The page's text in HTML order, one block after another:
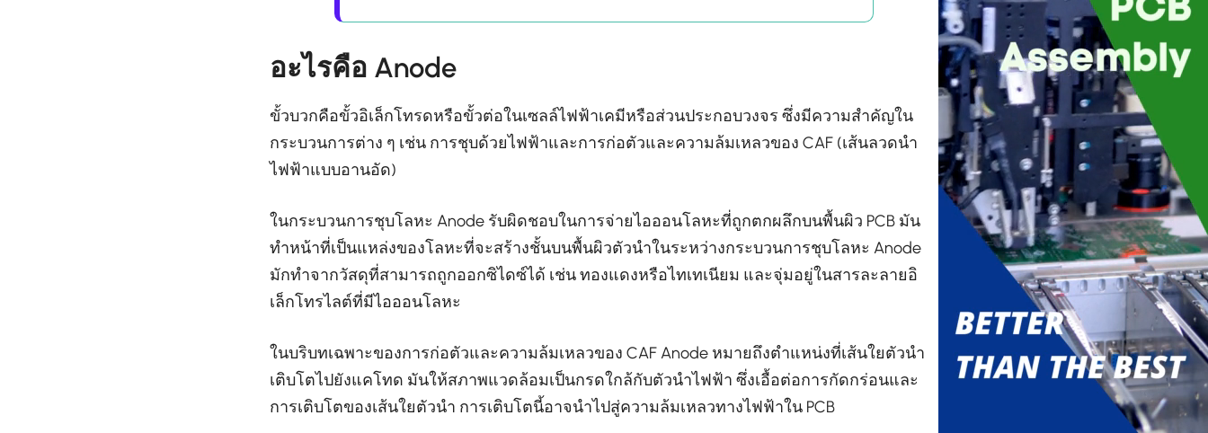
อะไรคือ Anode
ขั้วบวกคือขั้วอิเล็กโทรดหรือขั้วต่อในเซลล์ไฟฟ้าเคมีหรือส่วนประกอบวงจร ซึ่งมีความสำคัญใน
กระบวนการต่าง ๆ เช่น การชุบด้วยไฟฟ้าและการก่อตัวและความล้มเหลวของ CAF (เส้นลวดนำ
ไฟฟ้าแบบอานอัด)
ในกระบวนการชุบโลหะ Anode รับผิดชอบในการจ่ายไอออนโลหะที่ถูกตกผลึกบนพื้นผิว PCB มัน
ทำหน้าที่เป็นแหล่งของโลหะที่จะสร้างชั้นบนพื้นผิวตัวนำในระหว่างกระบวนการชุบโลหะ Anode
มักทำจากวัสดุที่สามารถถูกออกซิไดซ์ได้ เช่น ทองแดงหรือไทเทเนียม และจุ่มอยู่ในสารละลายอิ
เล็กโทรไลต์ที่มีไอออนโลหะ
ในบริบทเฉพาะของการก่อตัวและความล้มเหลวของ CAF Anode หมายถึงตำแหน่งที่เส้นใยตัวนำ
เติบโตไปยังแคโทด มันให้สภาพแวดล้อมเป็นกรดใกล้กับตัวนำไฟฟ้า ซึ่งเอื้อต่อการกัดกร่อนและ
การเติบโตของเส้นใยตัวนำ การเติบโตนี้อาจนำไปสู่ความล้มเหลวทางไฟฟ้าใน PCB